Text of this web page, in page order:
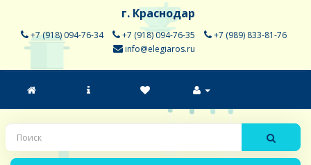
г. Краснодар
+7 (918) 094-76-34 +7 (918) 094-76-35
+7 (989) 833-81-76
info@elegiaros.ru